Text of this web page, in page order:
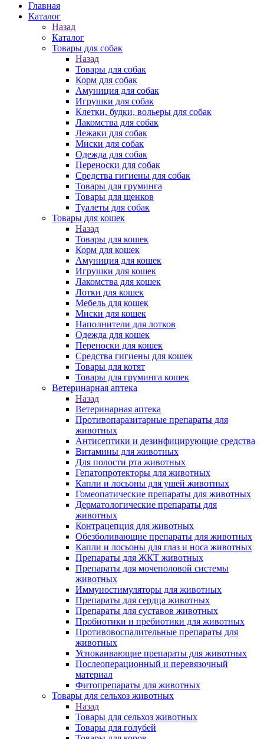
Главная
Каталог
Назад
Каталог
Товары для собак
Назад
Товары для собак
Корм для собак
Амуниция для собак
Игрушки для собак
Клетки, будки, вольеры для собак
Лакомства для собак
Лежаки для собак
Миски для собак
Одежда для собак
Переноски для собак
Средства гигиены для собак
Товары для груминга
Товары для щенков
Туалеты для собак
Товары для кошек
Назад
Товары для кошек
Корм для кошек
Амуниция для кошек
Игрушки для кошек
Лакомства для кошек
Лотки для кошек
Мебель для кошек
Миски для кошек
Наполнители для лотков
Одежда для кошек
Переноски для кошек
Средства гигиены для кошек
Товары для котят
Товары для груминга кошек
Ветеринарная аптека
Назад
Ветеринарная аптека
Противопаразитарные препараты для
животных
Антисептики и дезинфицирующие средства
Витамины для животных
Для полости рта животных
Гепатопротекторы для животных
Капли и лосьоны для ушей животных
Гомеопатические препараты для животных
Дерматологические препараты для
животных
Контрацепция для животных
Обезболивающие препараты для животных
Капли и лосьоны для глаз и носа животных
Препараты для ЖКТ животных
Препараты для мочеполовой системы
животных
Иммуностимуляторы для животных
Препараты для сердца животных
Препараты для суставов животных
Пробиотики и пребиотики для животных
Противовоспалительные препараты для
животных
Успокаивающие препараты для животных
Послеоперационный и перевязочный
материал
Фитопрепараты для животных
Товары для сельхоз животных
Назад
Товары для сельхоз животных
Товары для голубей